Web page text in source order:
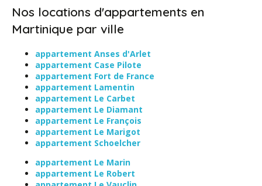
Nos locations d'appartements en
Martinique par ville
appartement Anses d'Arlet
appartement Case Pilote
appartement Fort de France
appartement Lamentin
appartement Le Carbet
appartement Le Diamant
appartement Le François
appartement Le Marigot
appartement Schoelcher
appartement Le Marin
appartement Le Robert